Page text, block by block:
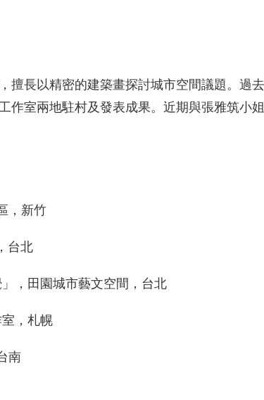
長以精密的建築畫探討城市空間議題。過
作室兩地駐村及發表成果。近期與張雅筑小
，新竹
台北
，田園城市藝文空間，台北
，札幌
南